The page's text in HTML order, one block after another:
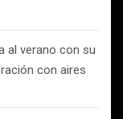
al verano con su
con aires